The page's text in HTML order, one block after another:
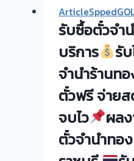
จำนำ
ทอง
ยินดี
บริการ
ประเมิ
หน้า
ตั๋ว
ฟรี
เมือง
ปทุม
ทอง
ยินดี
บริการ
รับ
ไถ่ถอน
โรง
จำนำ
ร้าน
รับซื้อตั๋วจำ
บริการ
รั
จำนำร้านท
ตั๋วฟรี จ่าย
จบไว
ผล
ตั๋วจำนำทอ